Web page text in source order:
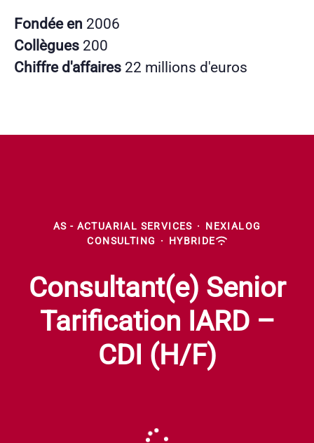
Fondée en 2006
Collègues 200
Chiffre d'affaires 22 millions d'euros
AS - ACTUARIAL SERVICES ·
NEXIALOG
CONSULTING
· HYBRIDE
Consultant(e) Senior
Tarification IARD –
CDI (H/F)